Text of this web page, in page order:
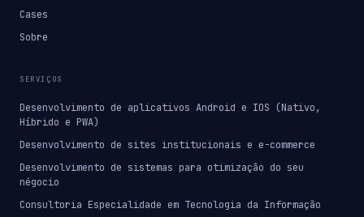
Cases
Sobre
SERVIÇOS
Desenvolvimento de aplicativos Android e IOS (Nativo,
Híbrido e PWA)
Desenvolvimento de sites institucionais e e-commerce
Desenvolvimento de sistemas para otimização do seu
négocio
Consultoria Especialidade em Tecnologia da Informação